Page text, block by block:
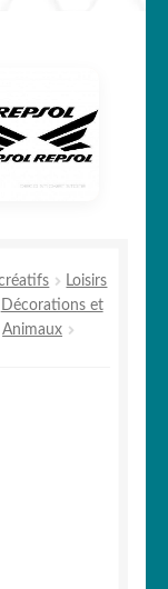
Loisirs
Décorations et
Animaux